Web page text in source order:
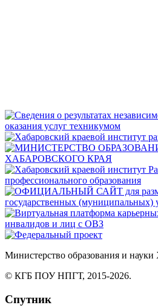
Министерство образования и науки
© КГБ ПОУ НПГТ, 2015-2026.
Спутник